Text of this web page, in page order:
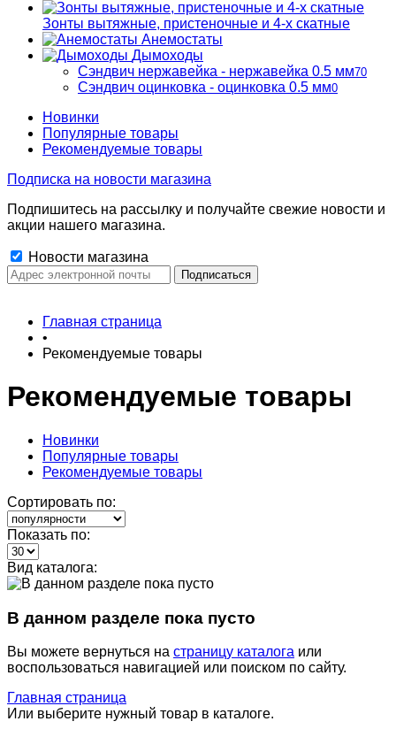
Зонты вытяжные, пристеночные и 4-х скатные
Анемостаты
Дымоходы
Сэндвич нержавейка - нержавейка 0.5 мм70
Сэндвич оцинковка - оцинковка 0.5 мм0
Новинки
Популярные товары
Рекомендуемые товары
Подписка на новости магазина
Подпишитесь на рассылку и получайте свежие новости и
акции нашего магазина.
Новости магазина
Главная страница
•
Рекомендуемые товары
Рекомендуемые товары
Новинки
Популярные товары
Рекомендуемые товары
Сортировать по:
Показать по:
Вид каталога:
В данном разделе пока пусто
Вы можете вернуться на страницу каталога или
воспользоваться навигацией или поиском по сайту.
Главная страница
Или выберите нужный товар в каталоге.